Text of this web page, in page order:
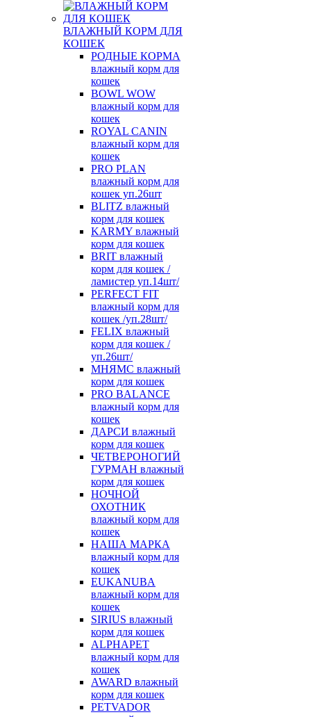
ВЛАЖНЫЙ КОРМ ДЛЯ
КОШЕК
РОДНЫЕ КОРМА
влажный корм для
кошек
BOWL WOW
влажный корм для
кошек
ROYAL CANIN
влажный корм для
кошек
PRO PLAN
влажный корм для
кошек уп.26шт
BLITZ влажный
корм для кошек
KARMY влажный
корм для кошек
BRIT влажный
корм для кошек /
ламистер уп.14шт/
PERFECT FIT
влажный корм для
кошек /уп.28шт/
FELIX влажный
корм для кошек /
уп.26шт/
МНЯМС влажный
корм для кошек
PRO BALANCE
влажный корм для
кошек
ДАРСИ влажный
корм для кошек
ЧЕТВЕРОНОГИЙ
ГУРМАН влажный
корм для кошек
НОЧНОЙ
ОХОТНИК
влажный корм для
кошек
НАША МАРКА
влажный корм для
кошек
EUKANUBA
влажный корм для
кошек
SIRIUS влажный
корм для кошек
ALPHAPET
влажный корм для
кошек
AWARD влажный
корм для кошек
PETVADOR